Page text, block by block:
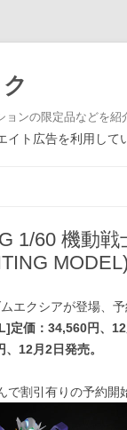
ンの限定品などを紹
イト広告を利用して
1/60 機動
エクシアが登場、
定価：34,560円、12
12月2日発売。
で割引有りの予約開